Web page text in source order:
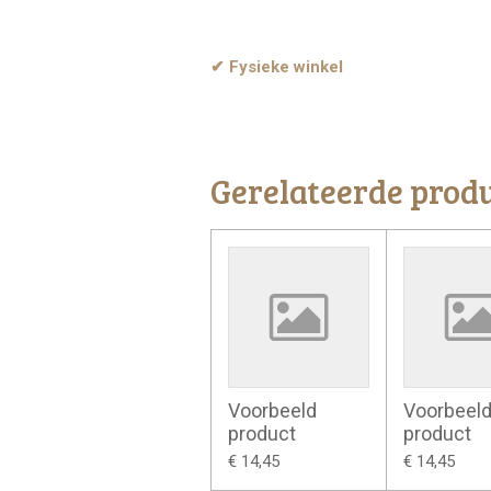
✔ Fysieke winkel
Gerelateerde
Voorbeeld
product
€ 14,45
Voorbeeld
product
€ 14,45